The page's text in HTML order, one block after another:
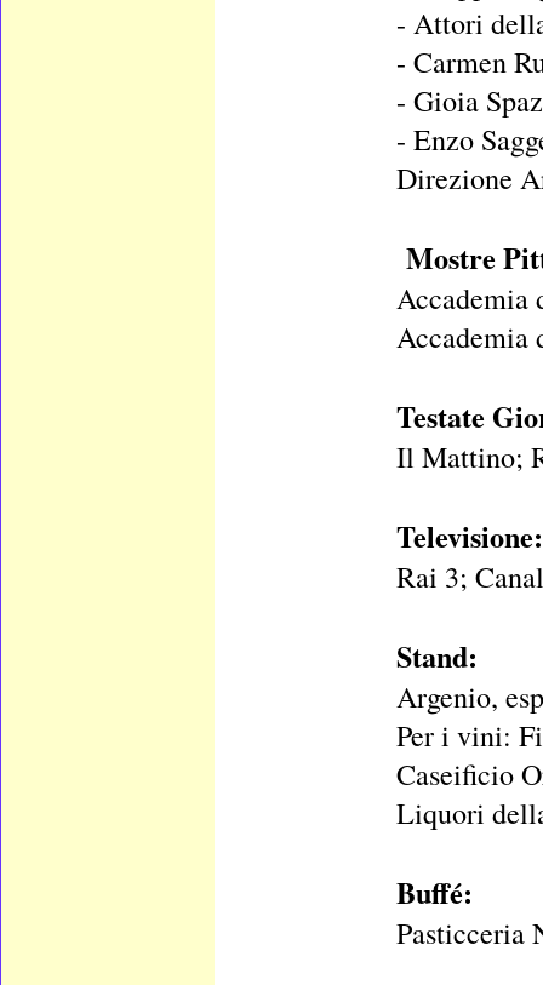
- Attori
- Carmen
- Gioia
- Enzo
Direzione
Mostre
Accademia
Testate
Il Mattino;
Televisione:
Rai 3;
Stand:
Argenio,
Per i vini:
Caseificio
Liquori
Buffé:
Pasticceria